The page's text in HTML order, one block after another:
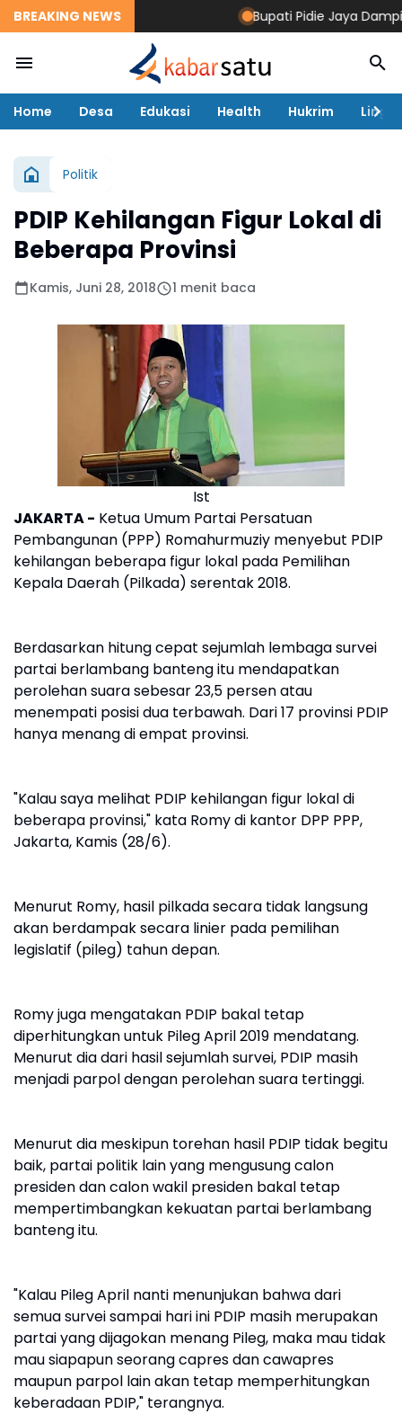
BREAKING NEWS Bupati Pidie Jaya
Home Desa Edukasi Health Hukrim
Politik
PDIP Kehilangan Figur Lokal di
Beberapa Provinsi
Kamis, Juni 28, 2018 1 menit baca
Ist
JAKARTA - Ketua Umum Partai Persatuan
Pembangunan (PPP) Romahurmuziy menyebut PDIP
kehilangan beberapa figur lokal pada Pemilihan
Kepala Daerah (Pilkada) serentak 2018.
Berdasarkan hitung cepat sejumlah lembaga survei
partai berlambang banteng itu mendapatkan
perolehan suara sebesar 23,5 persen atau
menempati posisi dua terbawah. Dari 17 provinsi PDIP
hanya menang di empat provinsi.
"Kalau saya melihat PDIP kehilangan figur lokal di
beberapa provinsi," kata Romy di kantor DPP PPP,
Jakarta, Kamis (28/6).
Menurut Romy, hasil pilkada secara tidak langsung
akan berdampak secara linier pada pemilihan
legislatif (pileg) tahun depan.
Romy juga mengatakan PDIP bakal tetap
diperhitungkan untuk Pileg April 2019 mendatang.
Menurut dia dari hasil sejumlah survei, PDIP masih
menjadi parpol dengan perolehan suara tertinggi.
Menurut dia meskipun torehan hasil PDIP tidak begitu
baik, partai politik lain yang mengusung calon
presiden dan calon wakil presiden bakal tetap
mempertimbangkan kekuatan partai berlambang
banteng itu.
"Kalau Pileg April nanti menunjukan bahwa dari
semua survei sampai hari ini PDIP masih merupakan
partai yang dijagokan menang Pileg, maka mau tidak
mau siapapun seorang capres dan cawapres
maupun parpol lain akan tetap memperhitungkan
keberadaan PDIP," terangnya.